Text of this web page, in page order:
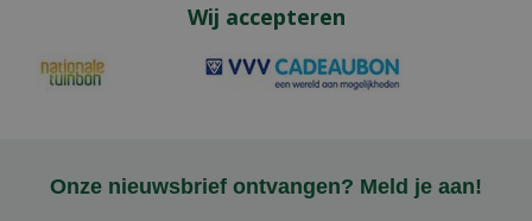
Wij accepteren
Onze nieuwsbrief ontvangen? Meld je aan!